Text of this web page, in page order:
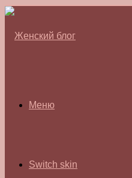
Меню
Switch skin